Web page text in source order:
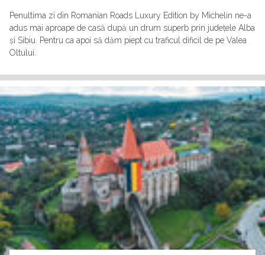
Penultima zi din Romanian Roads Luxury Edition by Michelin ne-a
adus mai aproape de casă după un drum superb prin județele Alba
și Sibiu. Pentru ca apoi să dăm piept cu traficul dificil de pe Valea
Oltului.